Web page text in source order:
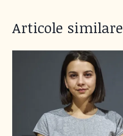
Articole similare